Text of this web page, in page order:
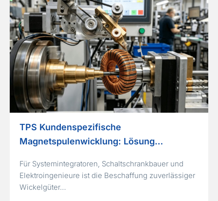
TPS Kundenspezifische
Magnetspulenwicklung: Lösung…
Für Systemintegratoren, Schaltschrankbauer und
Elektroingenieure ist die Beschaffung zuverlässiger
Wickelgüter…